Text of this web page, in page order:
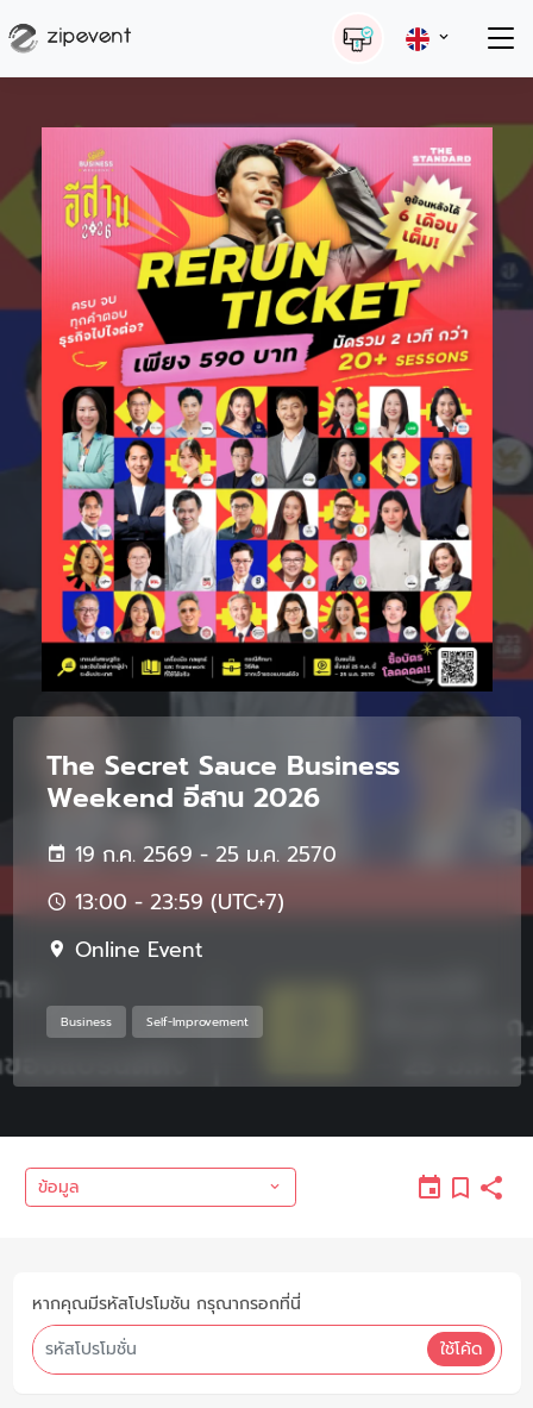
The Secret Sauce Business
Weekend อีสาน 2026
19 ก.ค. 2569 - 25 ม.ค. 2570
13:00 - 23:59 (UTC+7)
Online Event
Business Self-Improvement
ข้อมูล
หากคุณมีรหัสโปรโมชัน กรุณากรอกที่นี่
ใช้โค้ด